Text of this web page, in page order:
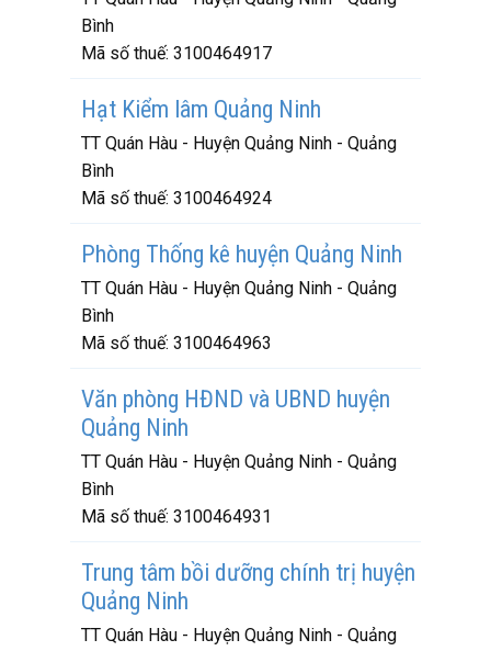
Bình
Mã số thuế: 3100464917
Hạt Kiểm lâm Quảng Ninh
TT Quán Hàu - Huyện Quảng Ninh - Quảng
Bình
Mã số thuế: 3100464924
Phòng Thống kê huyện Quảng Ninh
TT Quán Hàu - Huyện Quảng Ninh - Quảng
Bình
Mã số thuế: 3100464963
Văn phòng HĐND và UBND huyện
Quảng Ninh
TT Quán Hàu - Huyện Quảng Ninh - Quảng
Bình
Mã số thuế: 3100464931
Trung tâm bồi dưỡng chính trị huyện
Quảng Ninh
TT Quán Hàu - Huyện Quảng Ninh - Quảng